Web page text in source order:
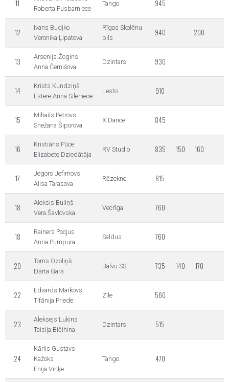
11
Roberta Pusbarniece
Tango 945
12
Ivans Budjko
Veronika Ļipatova
Rīgas Skolēnu
pils
940 200
13
Arsenijs Žogins
Anna Černišova
Dzintars 930
14
Krists Kundziņš
Estere Anna Sileniece
Lesto 910
15
Mihails Petrovs
Snežana Šiporova
X Dance 845
16
Kristiāns Pūce
Elizabete Dziedātāja
RV Studio 835 150 160
17
Jegors Jefimovs
Alisa Tarasova
Rēzekne 815
18
Aleksis Buliņš
Vera Šavlovska
Vecrīga 760
18
Rainers Pocjus
Anna Pumpura
Saldus 760
20
Toms Ozoliņš
Dārta Garā
Balvu SS 735 140 170
22
Edvards Markovs
Tifānija Priede
Zīle 560
23
Aleksejs Lukins
Taisija Bičihina
Dzintars 515
24
Kārlis Gustavs
Kažoks
Enija Viņķe
Tango 470